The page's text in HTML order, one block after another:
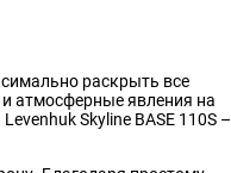
раскрыть все
атмосферные явления на
Skyline BASE 110S –